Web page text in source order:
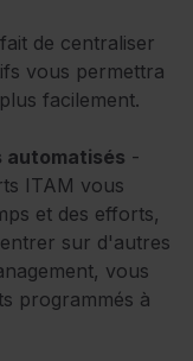
de centraliser
vous permettra
facilement.
automatisés -
ITAM vous
et des efforts,
sur d'autres
vous
programmés à